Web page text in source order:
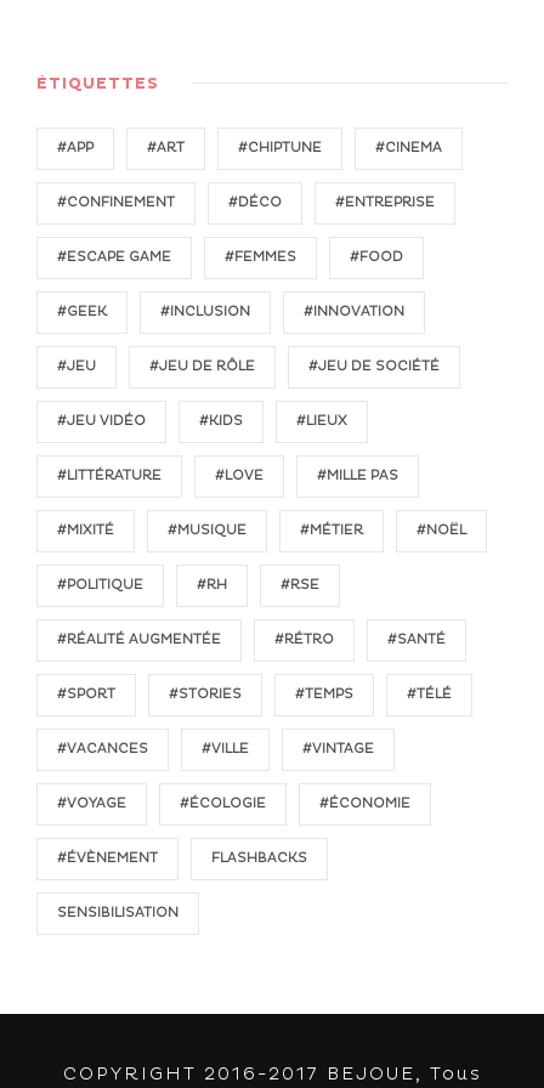
ÉTIQUETTES
#APP #ART #CHIPTUNE #CINEMA
#CONFINEMENT #DÉCO #ENTREPRISE
#ESCAPE GAME #FEMMES #FOOD
#GEEK #INCLUSION #INNOVATION
#JEU #JEU DE RÔLE #JEU DE SOCIÉTÉ
#JEU VIDÉO #KIDS #LIEUX
#LITTÉRATURE #LOVE #MILLE PAS
#MIXITÉ #MUSIQUE #MÉTIER #NOËL
#POLITIQUE #RH #RSE
#RÉALITÉ AUGMENTÉE #RÉTRO #SANTÉ
#SPORT #STORIES #TEMPS #TÉLÉ
#VACANCES #VILLE #VINTAGE
#VOYAGE #ÉCOLOGIE #ÉCONOMIE
#ÉVÈNEMENT FLASHBACKS
SENSIBILISATION
COPYRIGHT 2016-2017 BEJOUE, Tous